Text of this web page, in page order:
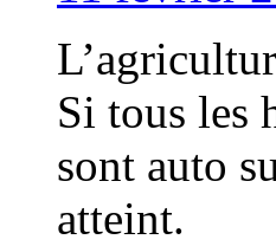
Si tous les
sont auto
atteint.